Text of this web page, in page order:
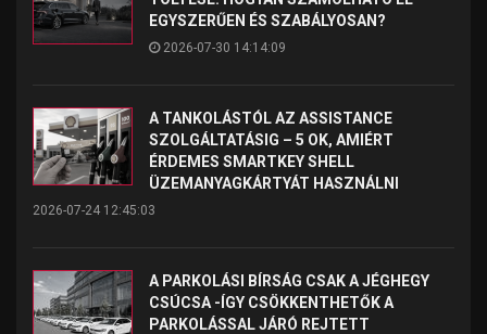
EGYSZERŰEN ÉS SZABÁLYOSAN?
2026-07-30 14:14:09
A TANKOLÁSTÓL AZ ASSISTANCE
SZOLGÁLTATÁSIG – 5 OK, AMIÉRT
ÉRDEMES SMARTKEY SHELL
ÜZEMANYAGKÁRTYÁT HASZNÁLNI
2026-07-24 12:45:03
A PARKOLÁSI BÍRSÁG CSAK A JÉGHEGY
CSÚCSA -ÍGY CSÖKKENTHETŐK A
PARKOLÁSSAL JÁRÓ REJTETT